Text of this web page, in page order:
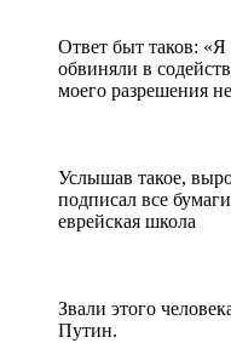
Ответ быт таков: «Я
обвиняли в
моего разрешения
Услышав такое,
подписал все
еврейская школа
Звали этого
Путин.